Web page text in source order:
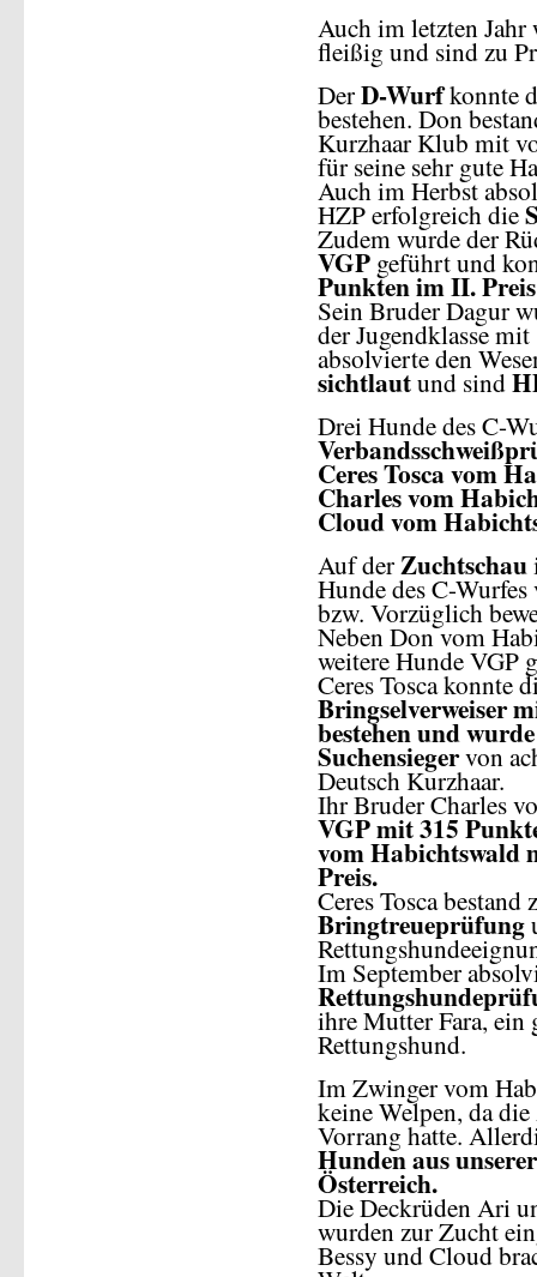
Auch im letzten Jahr
fleißig und sind zu
DerD-Wurfkonnte
bestehen. Don
Kurzhaar Klub mit
für seine sehr gute
Auch im Herbst
HZP erfolgreich die
Zudem wurde der
VGP geführt und
Punkten im II. Preis
Sein Bruder Dagur
der Jugendklasse
absolvierte den
sichtlautund sind
Drei Hunde des C-
Ceres Tosca vom
Charles vom
Cloud vom
Auf derZuchtschau
Hunde des C-
bzw. Vorzüglich
Neben Don vom
weitere Hunde VGP
Ceres Tosca konnte
Bringselverweiser
bestehen und
Suchensiegervon
Deutsch Kurzhaar.
Ihr Bruder Charles
VGP mit 315
vom Habichtswald
Preis.
Ceres Tosca
Bringtreueprüfung
Im September
ihre Mutter Fara, ein
Rettungshund.
Im Zwinger vom
keine Welpen, da
Vorrang hatte.
Hunden aus
Österreich.
Die Deckrüden Ari
wurden zur Zucht
Bessy und Cloud